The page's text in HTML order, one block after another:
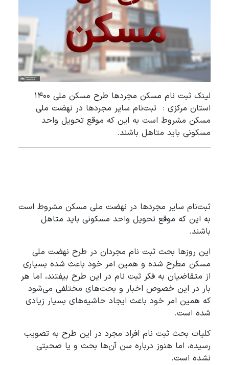
لینک ثبت نام مسکن مجردها طرح مسکن ملی 1400
استان مرکزی : ثبت‌نام سایر مجردها در نهضت ملی
مسکن مشروط است به این که موقع تحویل واحد
مسکونی باید متاهل باشند.
ثبت‌نام سایر مجردها در نهضت ملی مسکن مشروط است
به این که موقع تحویل واحد مسکونی باید متاهل
باشند.
این روزها بحث ثبت نام مجردان در طرح نهضت ملی
مسکن مطرح شده و همین امر خود باعث شده بسیاری
از متقاضیان به فکر ثبت نام در این طرح بیفتند، اما هر
بار در این خصوص اخبار و بحث‌های مختلفی می‌شود
که همین امر خود باعث ایجاد حاشیه‌های بسیار زیادی
شده است.
کلیات بحث ثبت نام افراد مجرد در این طرح به تصویب
رسیده، اما هنوز درباره سن آن‌ها بحث و یا صحبتی
نشده است.